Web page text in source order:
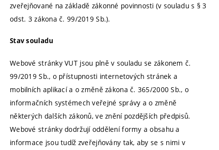
zveřejňované na základě zákonné povinnosti (v souladu s § 3
odst. 3 zákona č. 99/2019 Sb.).
Stav souladu
Webové stránky VUT jsou plně v souladu se zákonem č.
99/2019 Sb., o přístupnosti internetových stránek a
mobilních aplikací a o změně zákona č. 365/2000 Sb., o
informačních systémech veřejné správy a o změně
některých dalších zákonů, ve znění pozdějších předpisů.
Webové stránky dodržují oddělení formy a obsahu a
informace jsou tudíž zveřejňovány tak, aby se s nimi v